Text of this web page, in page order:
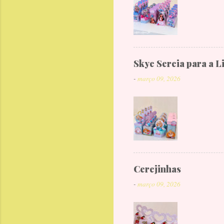
Skye Sereia para a
- março 09, 2026
Cerejinhas
- março 09, 2026